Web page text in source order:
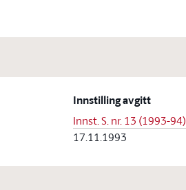
Innstilling avgitt
Innst. S. nr. 13 (1993-94)
17.11.1993